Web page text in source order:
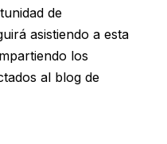
de
asistiendo a esta
los
al blog de